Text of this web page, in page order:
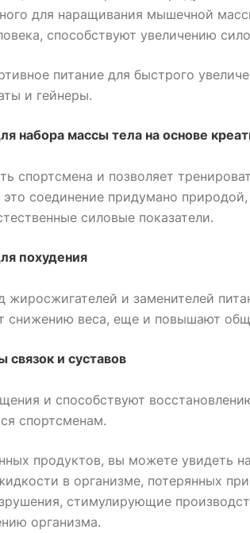
для наращивания мышечной
способствуют увеличению
питание для быстрого
и гейнеры.
набора массы тела на основе
спортсмена и позволяет
соединение придумано
силовые показатели.
похудения
и заменителей
снижению веса, еще и повышают
и суставов
и способствуют
спортсменам.
продуктов, вы можете увидеть
в организме, потерянных
стимулирующие
организма.